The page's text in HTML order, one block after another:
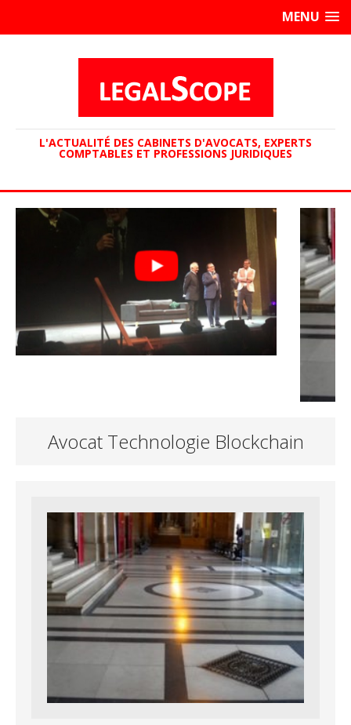
MENU
L'ACTUALITÉ DES CABINETS D'AVOCATS, EXPERTS
COMPTABLES ET PROFESSIONS JURIDIQUES
Avocat Technologie Blockchain